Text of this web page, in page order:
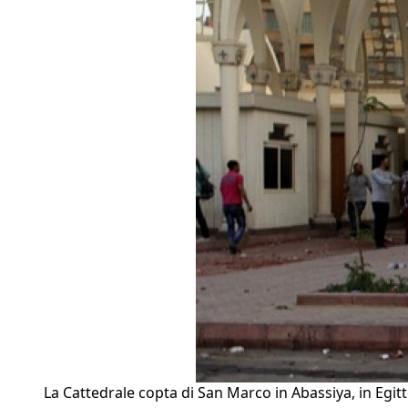
La Cattedrale copta di San Marco in Abassiya, in